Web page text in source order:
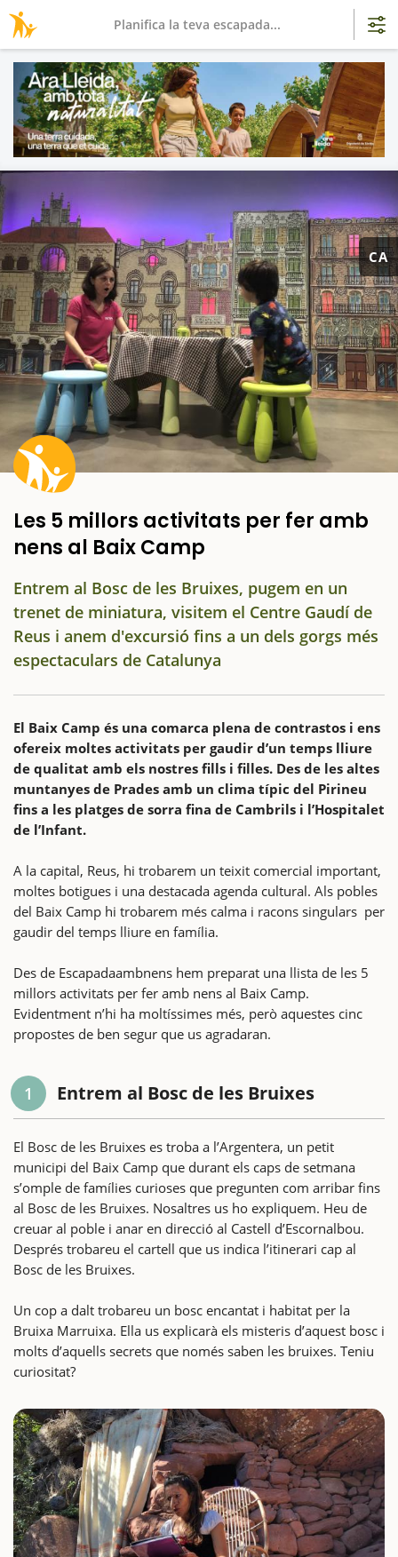
CA
Les 5 millors activitats per fer amb
nens al Baix Camp
Entrem al Bosc de les Bruixes, pugem en un
trenet de miniatura, visitem el Centre Gaudí de
Reus i anem d'excursió fins a un dels gorgs més
espectaculars de Catalunya
El Baix Camp és una comarca plena de contrastos i ens
ofereix moltes activitats per gaudir d’un temps lliure
de qualitat amb els nostres fills i filles. Des de les altes
muntanyes de Prades amb un clima típic del Pirineu
fins a les platges de sorra fina de Cambrils i l’Hospitalet
de l’Infant.
A la capital, Reus, hi trobarem un teixit comercial important,
moltes botigues i una destacada agenda cultural. Als pobles
del Baix Camp hi trobarem més calma i racons singulars per
gaudir del temps lliure en família.
Des de Escapadaambnens hem preparat una llista de les 5
millors activitats per fer amb nens al Baix Camp.
Evidentment n’hi ha moltíssimes més, però aquestes cinc
propostes de ben segur que us agradaran.
1 Entrem al Bosc de les Bruixes
El Bosc de les Bruixes es troba a l’Argentera, un petit
municipi del Baix Camp que durant els caps de setmana
s’omple de famílies curioses que pregunten com arribar fins
al Bosc de les Bruixes. Nosaltres us ho expliquem. Heu de
creuar al poble i anar en direcció al Castell d’Escornalbou.
Després trobareu el cartell que us indica l’itinerari cap al
Bosc de les Bruixes.
Un cop a dalt trobareu un bosc encantat i habitat per la
Bruixa Marruixa. Ella us explicarà els misteris d’aquest bosc i
molts d’aquells secrets que només saben les bruixes. Teniu
curiositat?
Planifica la teva escapada...